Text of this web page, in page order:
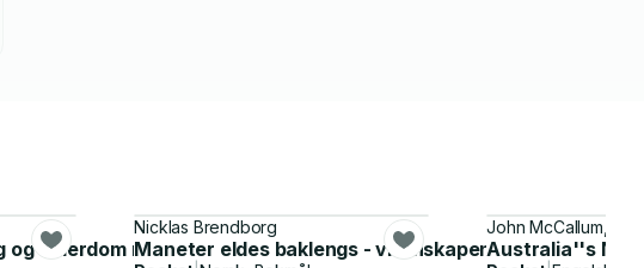
og alderdom nå og i årene som kommer
Nicklas Brendborg
Maneter eldes baklengs - vitenskapens svar på et
John McCallum,
Australia''s